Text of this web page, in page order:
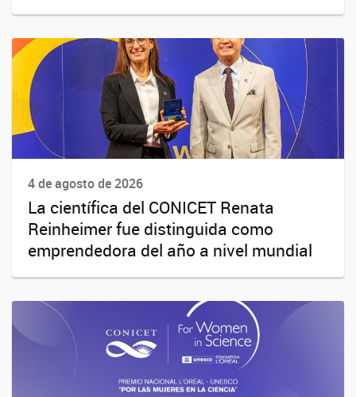
4 de agosto de 2026
La científica del CONICET Renata
Reinheimer fue distinguida como
emprendedora del año a nivel mundial